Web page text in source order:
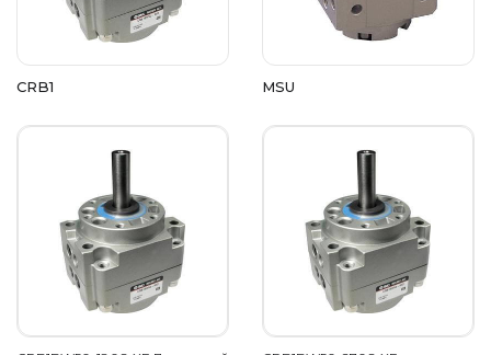
CRB1 MSU